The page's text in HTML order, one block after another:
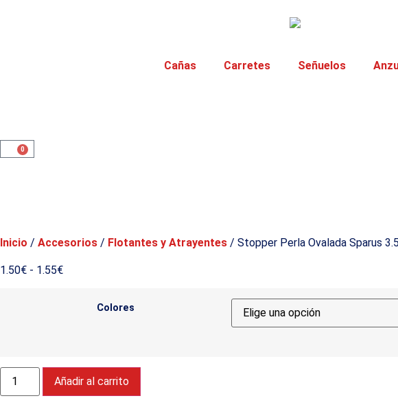
Cañas Carretes Señuelos
0
Inicio / Accesorios / Flotantes y Atrayentes / Stopper Perla Ovalada Sparus
1.50€ - 1.55€
Colores
Añadir al carrito